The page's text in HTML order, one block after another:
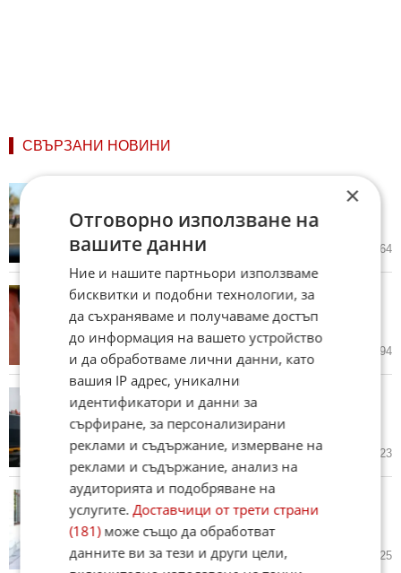
СВЪРЗАНИ НОВИНИ
Невъзможна мишена! Защо
украинските дронове?
18.06.2026 5 464
Еманюел Макрон: Всички са
единодушни! Балансът на
силите е в полза на Украйна
4 994
Командването на руския флот
бяга от Крим
15.06.2026 6 023
Какво всъщност стои зад
спирането на българските
оръжейни доставки за Украйна
14.06.2026 5 425
×
Отговорно използване на
вашите данни
Ние и нашите партньори използваме
бисквитки и подобни технологии, за
да съхраняваме и получаваме достъп
до информация на вашето устройство
и да обработваме лични данни, като
вашия IP адрес, уникални
идентификатори и данни за
сърфиране, за персонализирани
реклами и съдържание, измерване на
реклами и съдържание, анализ на
аудиторията и подобряване на
услугите.Доставчици от трети страни
(181)може също да обработват
данните ви за тези и други цели,